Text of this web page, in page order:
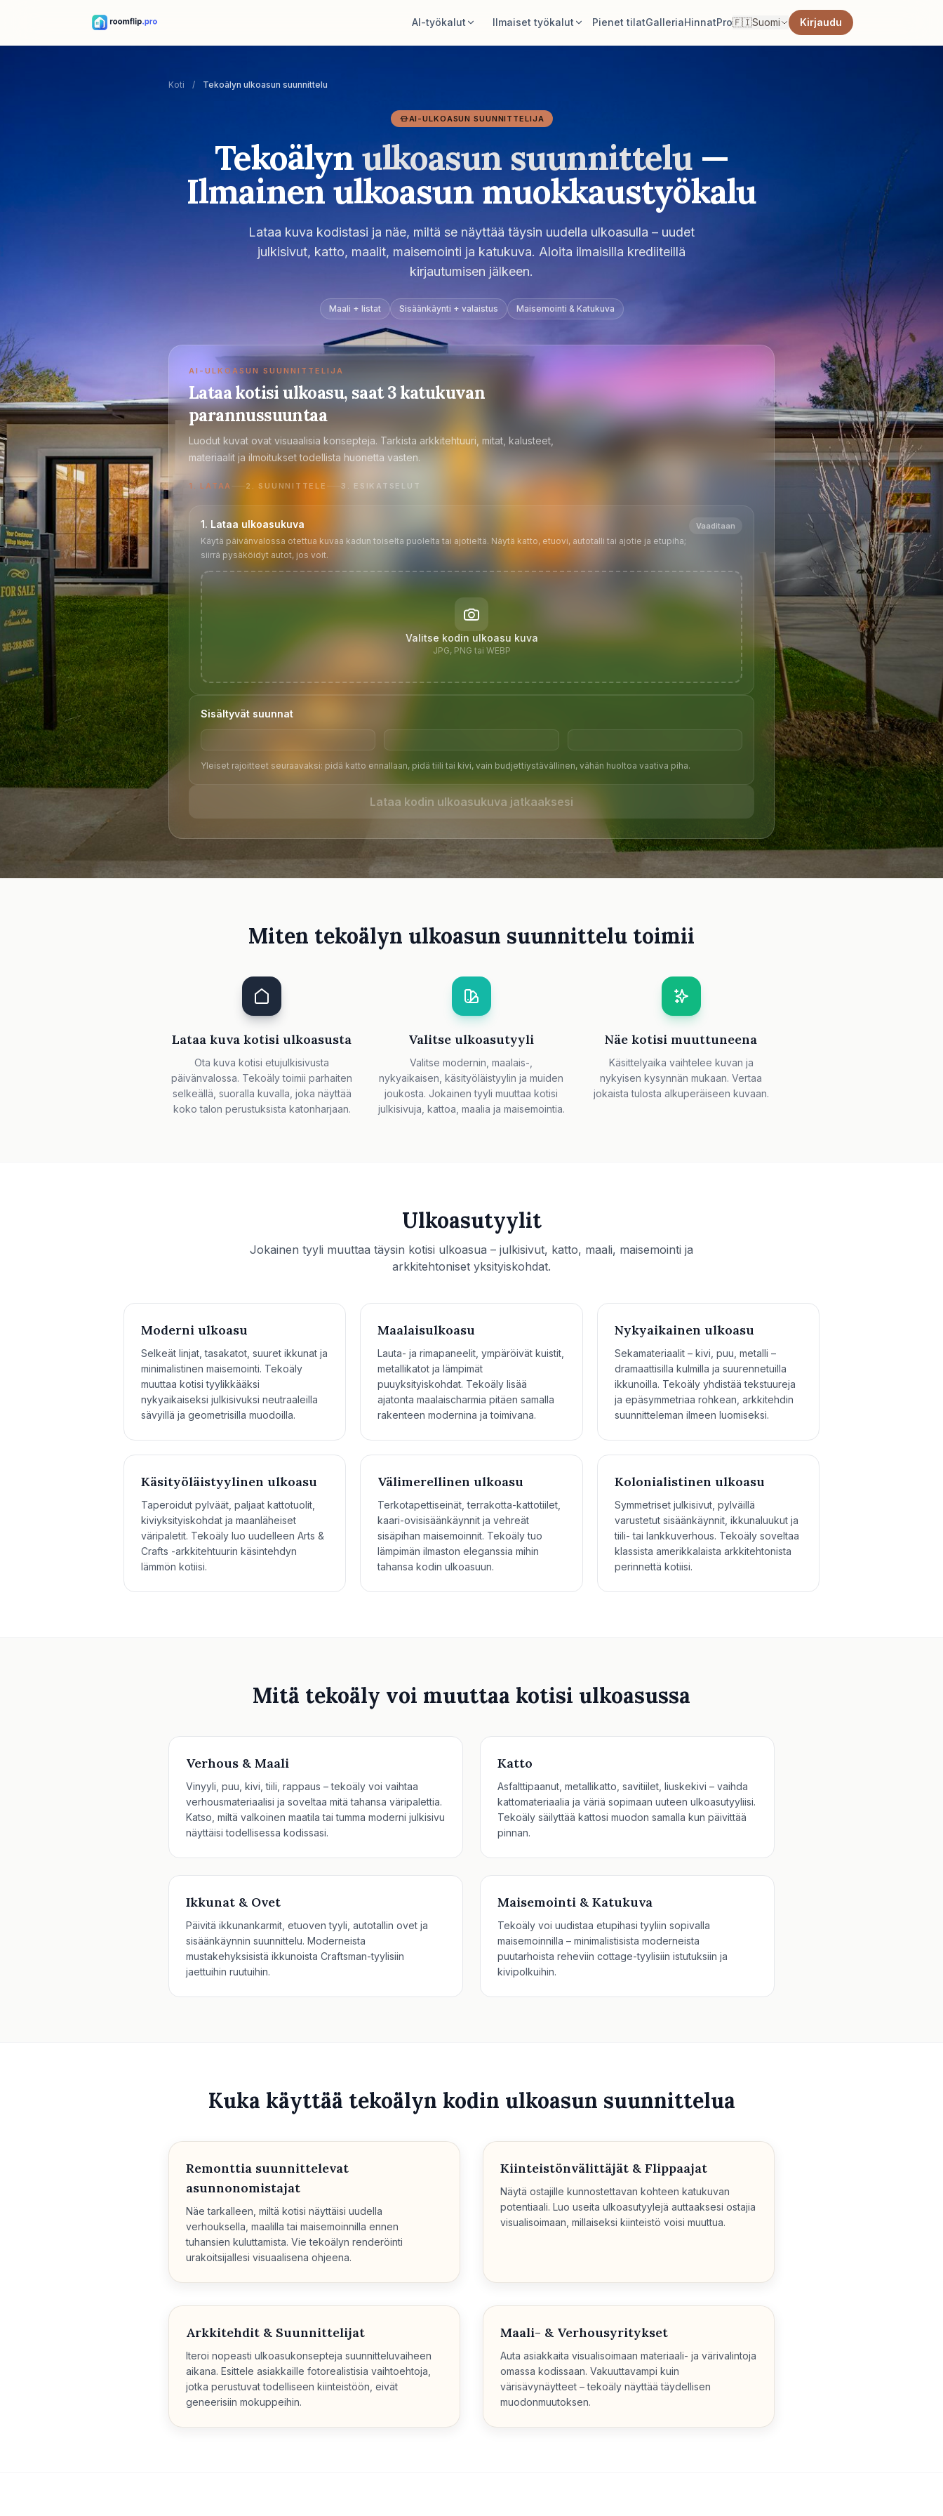
AI-työkalut
Järjestä kalusteet uudelleen
Sama huone, samat kalusteet,
Kokeile kalustetta huoneessa
Näe sohva, tuoli tai pöytä ennen ostoa.
Ilmaiset työkalut
Maton kokolaskuri
Kalusteen sopivuustarkistus
Tarkista kulkureitit ennen sohvan tai
pöydän ostoa.
Pienet tilatGalleriaHinnatPro🇫🇮Suomi Kirjaudu
Koti / Tekoälyn ulkoasun suunnittelu
AI-ULKOASUN SUUNNITTELIJA
Tekoälynulkoasun suunnittelu—
Ilmainen ulkoasun muokkaustyökalu
Lataa kuva kodistasi ja näe, miltä se näyttää täysin uudella ulkoasulla – uudet
julkisivut, katto, maalit, maisemointi ja katukuva. Aloita ilmaisilla krediiteillä
kirjautumisen jälkeen.
Maali + listat Sisäänkäynti + valaistus Maisemointi & Katukuva
AI-ULKOASUN SUUNNITTELIJA
Lataa kotisi ulkoasu, saat 3 katukuvan
parannussuuntaa
Luodut kuvat ovat visuaalisia konsepteja. Tarkista arkkitehtuuri, mitat, kalusteet,
materiaalit ja ilmoitukset todellista huonetta vasten.
1 . LATAA 2 .SUUNNITTELE 3 . ESIKATSELUT
1. Lataa ulkoasukuva
Käytä päivänvalossa otettua kuvaa kadun toiselta puolelta tai ajotieltä. Näytä katto, etuovi, autotalli tai ajotie ja etupiha;
siirrä pysäköidyt autot, jos voit.
Vaaditaan
Valitse kodin ulkoasu kuva
JPG, PNG tai WEBP
Sisältyvät suunnat
Yleiset rajoitteet seuraavaksi: pidä katto ennallaan, pidä tiili tai kivi, vain budjettiystävällinen, vähän huoltoa vaativa piha.
Lataa kodin ulkoasukuva jatkaaksesi
Miten tekoälyn ulkoasun suunnittelu toimii
Lataa kuva kotisi ulkoasusta
Ota kuva kotisi etujulkisivusta
päivänvalossa. Tekoäly toimii parhaiten
selkeällä, suoralla kuvalla, joka näyttää
koko talon perustuksista katonharjaan.
Valitse ulkoasutyyli
Valitse modernin, maalais-,
nykyaikaisen, käsityöläistyylin ja muiden
joukosta. Jokainen tyyli muuttaa kotisi
julkisivuja, kattoa, maalia ja maisemointia.
Näe kotisi muuttuneena
Käsittelyaika vaihtelee kuvan ja
nykyisen kysynnän mukaan. Vertaa
jokaista tulosta alkuperäiseen kuvaan.
Ulkoasutyylit
Jokainen tyyli muuttaa täysin kotisi ulkoasua – julkisivut, katto, maali, maisemointi ja
arkkitehtoniset yksityiskohdat.
Moderni ulkoasu
Selkeät linjat, tasakatot, suuret ikkunat ja
minimalistinen maisemointi. Tekoäly
muuttaa kotisi tyylikkääksi
nykyaikaiseksi julkisivuksi neutraaleilla
sävyillä ja geometrisilla muodoilla.
Maalaisulkoasu
Lauta- ja rimapaneelit, ympäröivät kuistit,
metallikatot ja lämpimät
puuyksityiskohdat. Tekoäly lisää
ajatonta maalaischarmia pitäen samalla
rakenteen modernina ja toimivana.
Nykyaikainen ulkoasu
Sekamateriaalit – kivi, puu, metalli –
dramaattisilla kulmilla ja suurennetuilla
ikkunoilla. Tekoäly yhdistää tekstuureja
ja epäsymmetriaa rohkean, arkkitehdin
suunnitteleman ilmeen luomiseksi.
Käsityöläistyylinen ulkoasu
Taperoidut pylväät, paljaat kattotuolit,
kiviyksityiskohdat ja maanläheiset
väripaletit. Tekoäly luo uudelleen Arts &
Crafts -arkkitehtuurin käsintehdyn
lämmön kotiisi.
Välimerellinen ulkoasu
Terkotapettiseinät, terrakotta-kattotiilet,
kaari-ovisisäänkäynnit ja vehreät
sisäpihan maisemoinnit. Tekoäly tuo
lämpimän ilmaston eleganssia mihin
tahansa kodin ulkoasuun.
Kolonialistinen ulkoasu
Symmetriset julkisivut, pylväillä
varustetut sisäänkäynnit, ikkunaluukut ja
tiili- tai lankkuverhous. Tekoäly soveltaa
klassista amerikkalaista arkkitehtonista
perinnettä kotiisi.
Mitä tekoäly voi muuttaa kotisi ulkoasussa
Verhous & Maali
Vinyyli, puu, kivi, tiili, rappaus – tekoäly voi vaihtaa
verhousmateriaalisi ja soveltaa mitä tahansa väripalettia.
Katso, miltä valkoinen maatila tai tumma moderni julkisivu
näyttäisi todellisessa kodissasi.
Katto
Asfalttipaanut, metallikatto, savitiilet, liuskekivi – vaihda
kattomateriaalia ja väriä sopimaan uuteen ulkoasutyyliisi.
Tekoäly säilyttää kattosi muodon samalla kun päivittää
pinnan.
Ikkunat & Ovet
Päivitä ikkunankarmit, etuoven tyyli, autotallin ovet ja
sisäänkäynnin suunnittelu. Moderneista
mustakehyksisistä ikkunoista Craftsman-tyylisiin
jaettuihin ruutuihin.
Maisemointi & Katukuva
Tekoäly voi uudistaa etupihasi tyyliin sopivalla
maisemoinnilla – minimalistisista moderneista
puutarhoista reheviin cottage-tyylisiin istutuksiin ja
kivipolkuihin.
Kuka käyttää tekoälyn kodin ulkoasun suunnittelua
Remonttia suunnittelevat
asunnonomistajat
Näe tarkalleen, miltä kotisi näyttäisi uudella
verhouksella, maalilla tai maisemoinnilla ennen
tuhansien kuluttamista. Vie tekoälyn renderöinti
urakoitsijallesi visuaalisena ohjeena.
Kiinteistönvälittäjät & Flippaajat
Näytä ostajille kunnostettavan kohteen katukuvan
potentiaali. Luo useita ulkoasutyylejä auttaaksesi ostajia
visualisoimaan, millaiseksi kiinteistö voisi muuttua.
Arkkitehdit & Suunnittelijat
Iteroi nopeasti ulkoasukonsepteja suunnitteluvaiheen
aikana. Esittele asiakkaille fotorealistisia vaihtoehtoja,
jotka perustuvat todelliseen kiinteistöön, eivät
geneerisiin mokuppeihin.
Maali- & Verhousyritykset
Auta asiakkaita visualisoimaan materiaali- ja värivalintoja
omassa kodissaan. Vakuuttavampi kuin
värisävynäytteet – tekoäly näyttää täydellisen
muodonmuutoksen.